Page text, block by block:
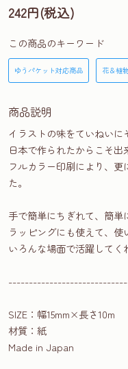
242円(税込)
この商品のキーワード
ゆうパケット対応商品 花＆植
商品説明
イラストの味をていねいに
日本で作られたからこそ出
フルカラー印刷により、
た。
手で簡単にちぎれて、簡単
ラッピングにも使えて、使
いろんな場面で活躍して
SIZE：幅15mm×長さ10m
材質：紙
Made in Japan